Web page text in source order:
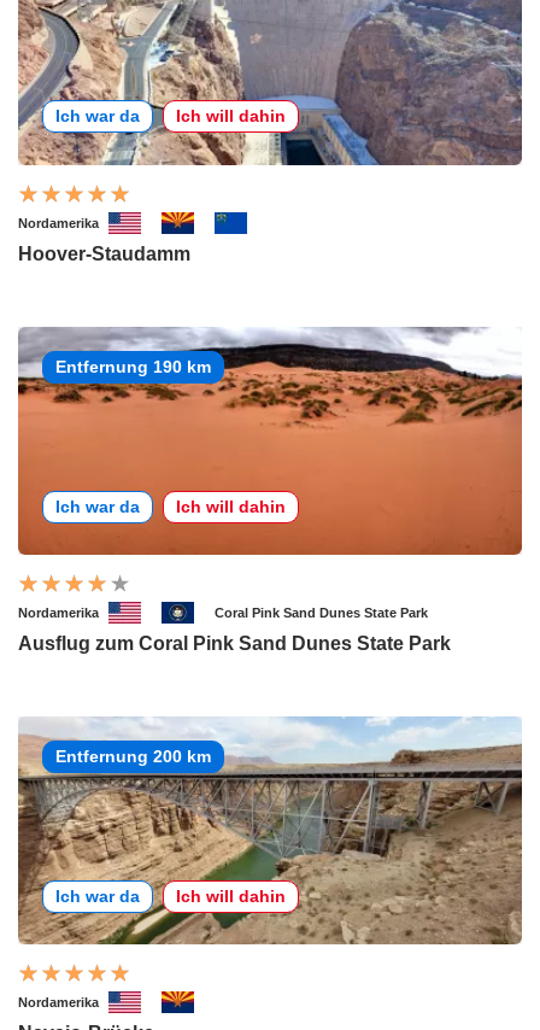
Ich war da Ich will dahin
Nordamerika
Hoover-Staudamm
Entfernung 190 km
Ich war da Ich will dahin
Nordamerika Coral Pink Sand Dunes State Park
Ausflug zum Coral Pink Sand Dunes State Park
Entfernung 200 km
Ich war da Ich will dahin
Nordamerika